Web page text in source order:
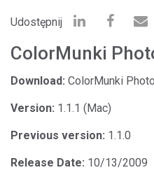
Udostępnij
ColorMunki
Download: ColorMunki Photo
Version: 1.1.1 (Mac)
Previous version: 1.1.0
Release Date: 10/13/2009